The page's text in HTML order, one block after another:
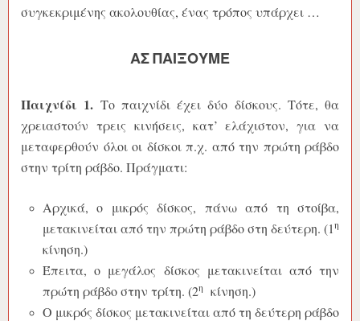
συγκεκριμένης ακολουθίας, ένας τρόπος υπάρχει …
ΑΣ ΠΑΊΞΟΥΜΕ
Παιχνίδι 1. Το παιχνίδι έχει δύο δίσκους. Τότε, θα
χρειαστούν τρεις κινήσεις, κατ’ ελάχιστον, για να
μεταφερθούν όλοι οι δίσκοι π.χ. από την πρώτη ράβδο
στην τρίτη ράβδο. Πράγματι:
Αρχικά, ο μικρός δίσκος, πάνω από τη στοίβα,
μετακινείται από την πρώτη ράβδο στη δεύτερη. (1η
κίνηση.)
Έπειτα, ο μεγάλος δίσκος μετακινείται από την
πρώτη ράβδο στην τρίτη. (2η
κίνηση.)
Ο μικρός δίσκος μετακινείται από τη δεύτερη ράβδο